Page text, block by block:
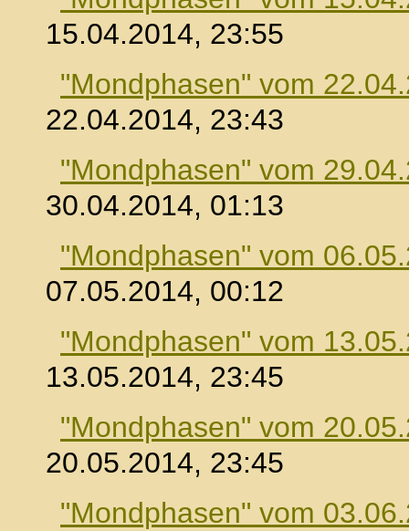
15.04.2014, 23:55
"Mondphasen" vom
22.04.2014, 23:43
"Mondphasen" vom
30.04.2014, 01:13
"Mondphasen" vom
07.05.2014, 00:12
"Mondphasen" vom
13.05.2014, 23:45
"Mondphasen" vom
20.05.2014, 23:45
"Mondphasen" vom